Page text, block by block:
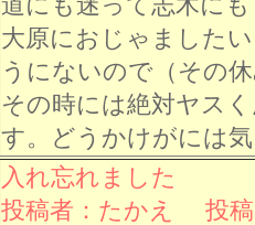
大原におじゃました
うにないので（その
その時には絶対ヤス
す。どうかけがには
入れ忘れました
投稿者：たかえ 投稿